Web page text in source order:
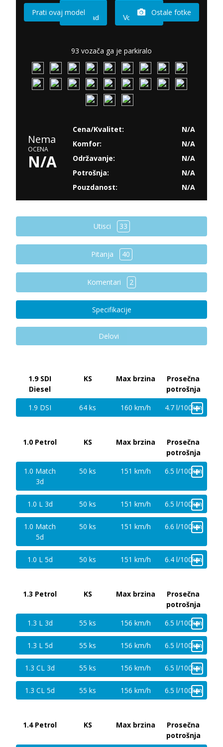
Imam sad Vozio sam
Prati ovaj model Ostale fotke
93 vozača ga je parkiralo
Nema
OCENA
N/A
Cena/Kvalitet:
N/A
Komfor:
N/A
Održavanje:
N/A
Potrošnja:
N/A
Pouzdanost:
N/A
Utisci 33
Pitanja 40
Komentari 2
Specifikacije
Delovi
1.9 SDI
Diesel
KS Max brzina
Prosečna
potrošnja
1.9 DSI
64 ks 160 km/h 4.7 l/100km
+
1.0 Petrol KS Max brzina
Prosečna
potrošnja
1.0 Match
3d
50 ks 151 km/h 6.5 l/100km
+
1.0 L 3d 50 ks 151 km/h 6.5 l/100km
+
1.0 Match
5d
50 ks 151 km/h 6.6 l/100km
+
1.0 L 5d 50 ks 151 km/h 6.4 l/100km
+
1.3 Petrol KS Max brzina
Prosečna
potrošnja
1.3 L 3d
55 ks 156 km/h 6.5 l/100km
+
1.3 L 5d 55 ks 156 km/h 6.5 l/100km
+
1.3 CL 3d 55 ks 156 km/h 6.5 l/100km
+
1.3 CL 5d 55 ks 156 km/h 6.5 l/100km
+
1.4 Petrol KS Max brzina
Prosečna
potrošnja